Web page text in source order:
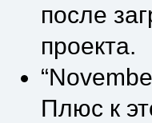
после
проекта.
Плюс к